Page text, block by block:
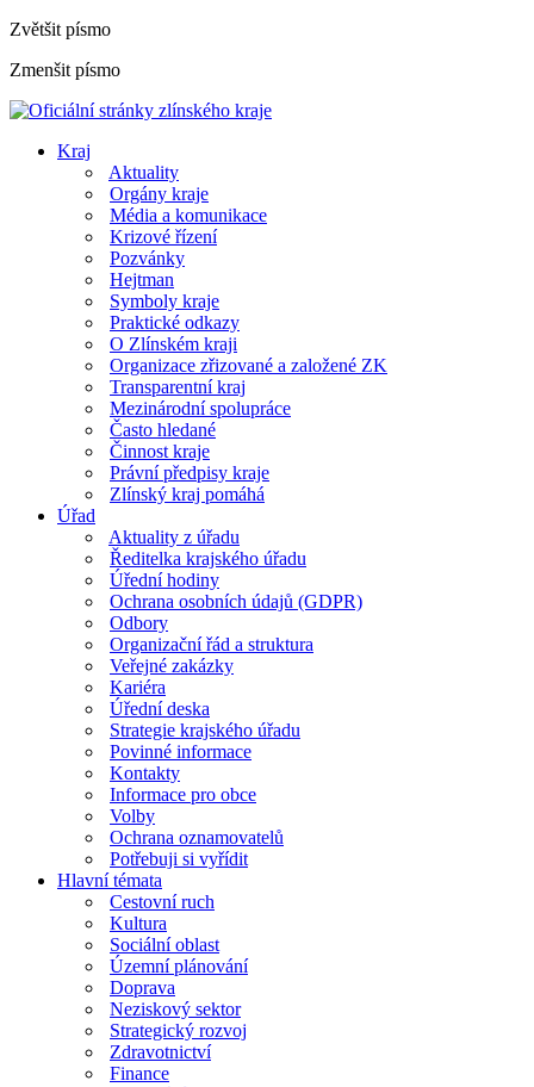
Zvětšit písmo
Zmenšit písmo
Kraj
Aktuality
Orgány kraje
Média a komunikace
Krizové řízení
Pozvánky
Hejtman
Symboly kraje
Praktické odkazy
O Zlínském kraji
Organizace zřizované a založené ZK
Transparentní kraj
Mezinárodní spolupráce
Často hledané
Činnost kraje
Právní předpisy kraje
Zlínský kraj pomáhá
Úřad
Aktuality z úřadu
Ředitelka krajského úřadu
Úřední hodiny
Ochrana osobních údajů (GDPR)
Odbory
Organizační řád a struktura
Veřejné zakázky
Kariéra
Úřední deska
Strategie krajského úřadu
Povinné informace
Kontakty
Informace pro obce
Volby
Ochrana oznamovatelů
Potřebuji si vyřídit
Hlavní témata
Cestovní ruch
Kultura
Sociální oblast
Územní plánování
Doprava
Neziskový sektor
Strategický rozvoj
Zdravotnictví
Finance